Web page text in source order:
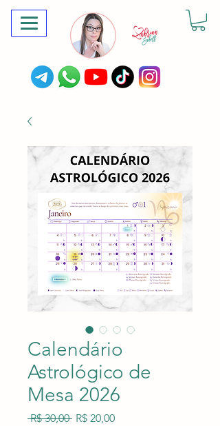
Calendário
Astrológico de
Mesa 2026
R$ 30,00 Preço
R$ 20,00Preço